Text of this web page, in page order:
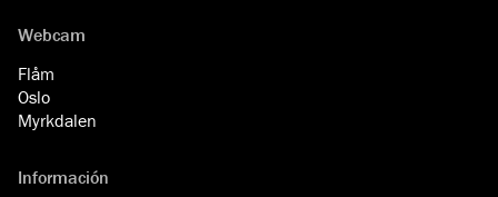
Webcam
Flåm
Oslo
Myrkdalen
Información